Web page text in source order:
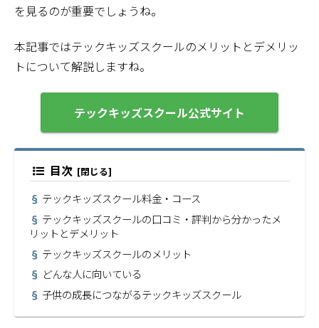
を見るのが重要でしょうね。
本記事ではテックキッズスクールのメリットとデメリッ
トについて解説しますね。
テックキッズスクール公式サイト
目次
テックキッズスクール料金・コース
テックキッズスクールの口コミ・評判から分かったメ
リットとデメリット
テックキッズスクールのメリット
どんな人に向いている
子供の成長につながるテックキッズスクール